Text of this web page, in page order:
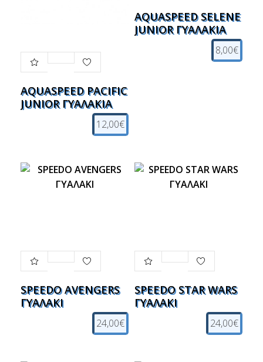
AQUASPEED PACIFIC
JUNIOR ΓΥΑΛΑΚΙΑ
12,00€
AQUASPEED SELENE
JUNIOR ΓΥΑΛΑΚΙΑ
8,00€
SPEEDO AVENGERS
ΓΥΑΛΑΚΙ
24,00€
SPEEDO STAR WARS
ΓΥΑΛΑΚΙ
24,00€